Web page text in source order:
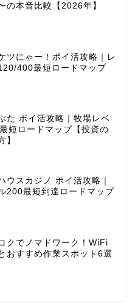
の本音比較【2026年】
ツにゃー！ポイ活攻略｜レ
400最短ロードマップ
た ポイ活攻略｜牧場レベ
短ロードマップ【投資の
】
ウスカジノ ポイ活攻略｜
200最短到達ロードマップ
クでノマドワーク！WiFi
おすすめ作業スポット6選